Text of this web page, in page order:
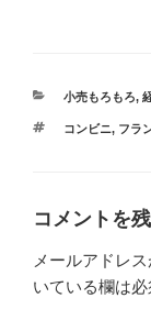
e
b
k
カ
ゴ
小売もろもろ,
タ
コンビニ, フラ
コメントを
メールアドレ
いている欄は